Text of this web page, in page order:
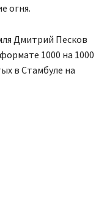
огня.
Дмитрий Песков
1000 на 1000
в Стамбуле на